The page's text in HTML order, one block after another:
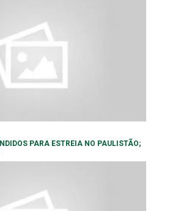
PARA ESTREIA NO PAULISTÃO;